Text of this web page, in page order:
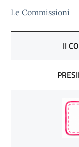
Le Commissioni
II